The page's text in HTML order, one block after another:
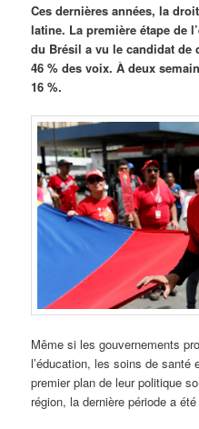
Ces dernières années, la
latine. La première étape de
du Brésil a vu le candidat
46 % des voix. À deux
16 %.
Même si les gouvernements
l’éducation, les soins de
premier plan de leur politique
région, la dernière période a